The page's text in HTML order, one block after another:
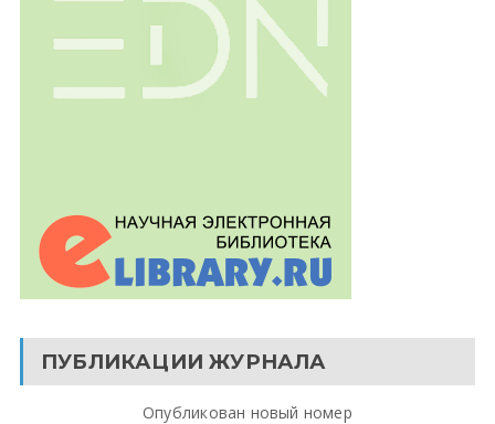
ПУБЛИКАЦИИ ЖУРНАЛА
Опубликован новый номер